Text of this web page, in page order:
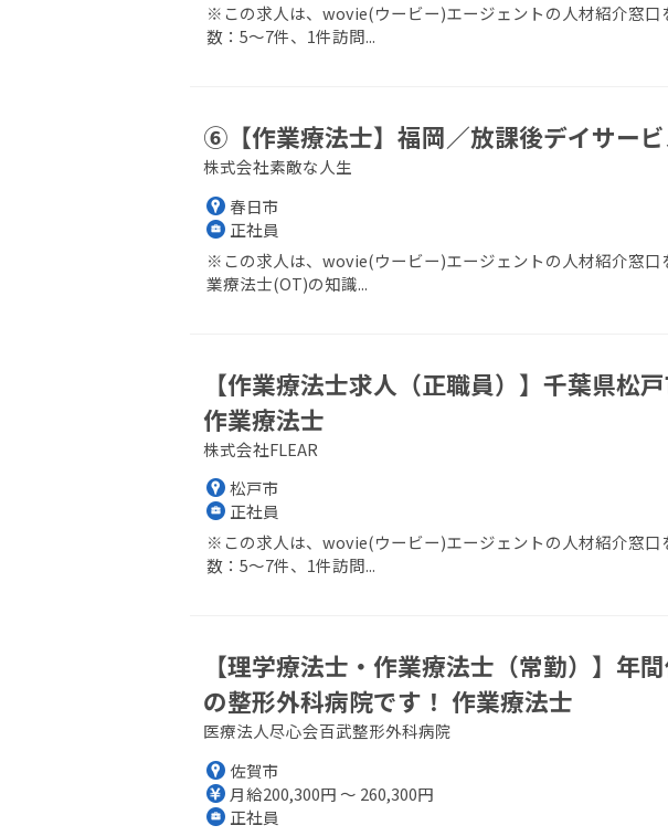
※この求人は、wovie(ウービー)エージェントの人材紹介窓
数：5～7件、1件訪問...
⑥【作業療法士】福岡／放課後デイサー
株式会社素敵な人生
春日市
正社員
※この求人は、wovie(ウービー)エージェントの人材紹介窓
業療法士(OT)の知識...
【作業療法士求人（正職員）】千葉県松
作業療法士
株式会社FLEAR
松戸市
正社員
※この求人は、wovie(ウービー)エージェントの人材紹介窓
数：5～7件、1件訪問...
【理学療法士・作業療法士（常勤）】
の整形外科病院です！ 作業療法士
医療法人尽心会百武整形外科病院
佐賀市
月給200,300円 ～ 260,300円
正社員